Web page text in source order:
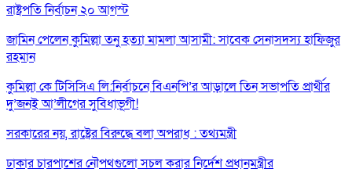
রাষ্ট্রপতি নির্বাচন ২০ আগস্ট
জামিন পেলেন কুমিল্লা তনু হত্যা মামলা আসামী: সাবেক সেনাসদস্য হাফিজুর
রহমান
কুমিল্লা কে টিসিসিএ লি:নির্বাচনে বিএনপি’র আড়ালে তিন সভাপতি প্রার্থীর
দু’জনই আ’লীগের সুবিধাভূগী!
সরকারের নয়, রাষ্ট্রের বিরুদ্ধে বলা অপরাধ : তথ্যমন্ত্রী
ঢাকার চারপাশের নৌপথগুলো সচল করার নির্দেশ প্রধানমন্ত্রীর